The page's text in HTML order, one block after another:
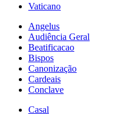
Vaticano
Angelus
Audiência Geral
Beatificacao
Bispos
Canonização
Cardeais
Conclave
Casal